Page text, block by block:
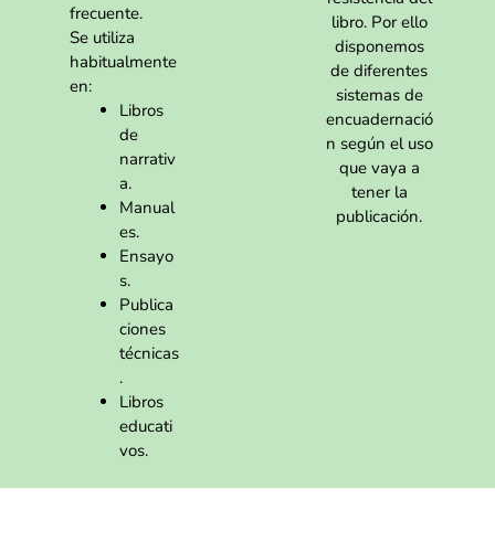
libro. Por ello
disponemos
de diferentes
sistemas de
encuadernació
n según el uso
que vaya a
tener la
publicación.
frecuente.
Se utiliza
habitualmente
en:
Libros
de
narrativ
a.
Manual
es.
Ensayo
s.
Publica
ciones
técnicas
.
Libros
educati
vos.